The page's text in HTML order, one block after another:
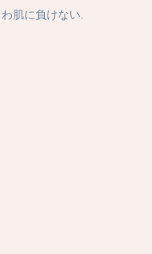
肌に負けない.